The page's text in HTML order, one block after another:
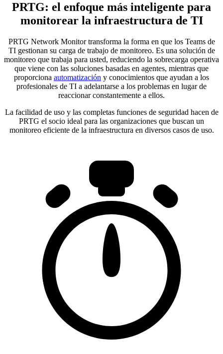
PRTG: el enfoque más inteligente para
monitorear la infraestructura de TI
PRTG Network Monitor transforma la forma en que los Teams de
TI gestionan su carga de trabajo de monitoreo. Es una solución de
monitoreo que trabaja para usted, reduciendo la sobrecarga operativa
que viene con las soluciones basadas en agentes, mientras que
proporciona automatización y conocimientos que ayudan a los
profesionales de TI a adelantarse a los problemas en lugar de
reaccionar constantemente a ellos.
La facilidad de uso y las completas funciones de seguridad hacen de
PRTG el socio ideal para las organizaciones que buscan un
monitoreo eficiente de la infraestructura en diversos casos de uso.